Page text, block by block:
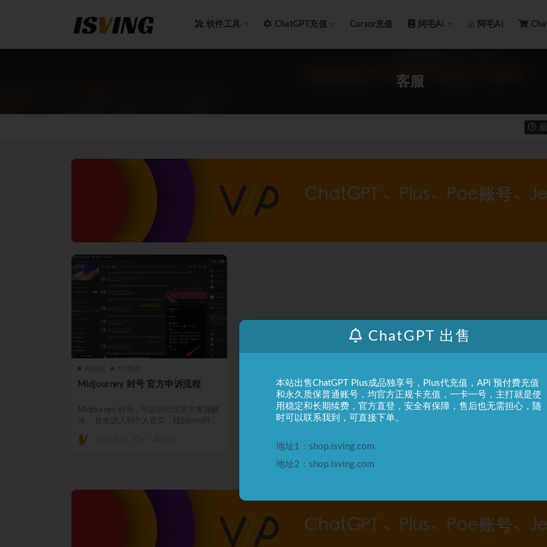
软件工具 ChatGPT充值 Cursor充值 阿毛Ai 阿毛Ai
客服
Midjourney 封号 官方申诉流程
Midjourney 封号，可以自己找官方客服解
决。 首先进入到个人首页，找到mod开头
ChatGPT 出售
本站出售ChatGPT Plus成品独享号，Plus代充值，APi 预付费充值
和永久质保普通账号，均官方正规卡充值，一卡一号，主打就是使
用稳定和长期续费，官方直登，安全有保障，售后也无需担心，随
时可以联系我到，可直接下单。
地址1：shop.isving.com
地址2：shop.isving.com